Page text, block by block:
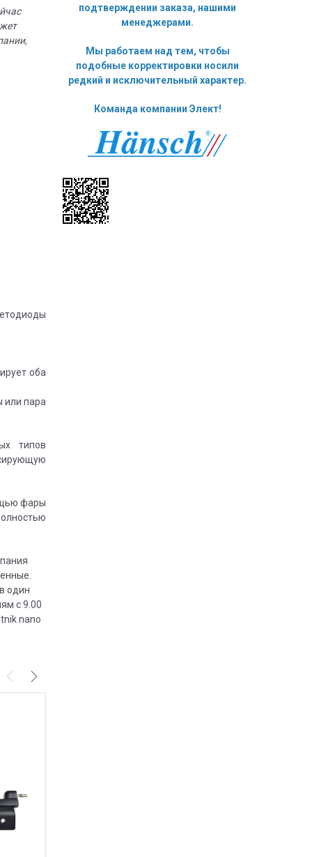
оба
или пара
типов
фары
один
с 9.00
nano
подтверждении заказа, нашими
менеджерами.
Мы работаем над тем, чтобы
подобные корректировки носили
редкий и исключительный характер.
Команда компании Элект!